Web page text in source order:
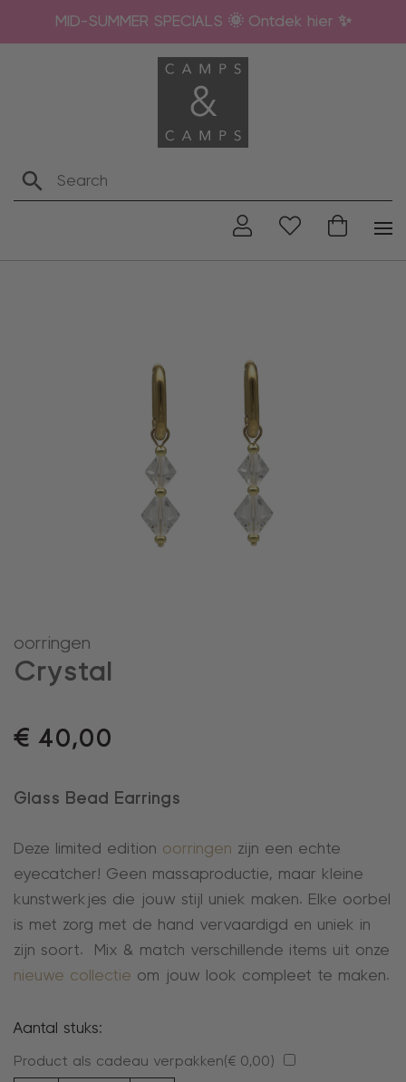
MID-SUMMER SPECIALS 🌞 Ontdek hier ✨
oorringen
Crystal
€ 40,00
Glass Bead Earrings
Deze limited edition oorringen zijn een echte
eyecatcher! Geen massaproductie, maar kleine
kunstwerkjes die jouw stijl uniek maken. Elke oorbel
is met zorg met de hand vervaardigd en uniek in
zijn soort. Mix & match verschillende items uit onze
nieuwe collectie om jouw look compleet te maken.
Aantal stuks:
Product als cadeau verpakken(€ 0,00)